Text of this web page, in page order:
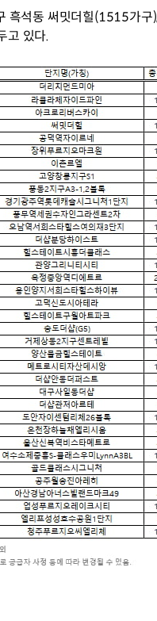
석동 써밋더힐(1515가구
고 있다.